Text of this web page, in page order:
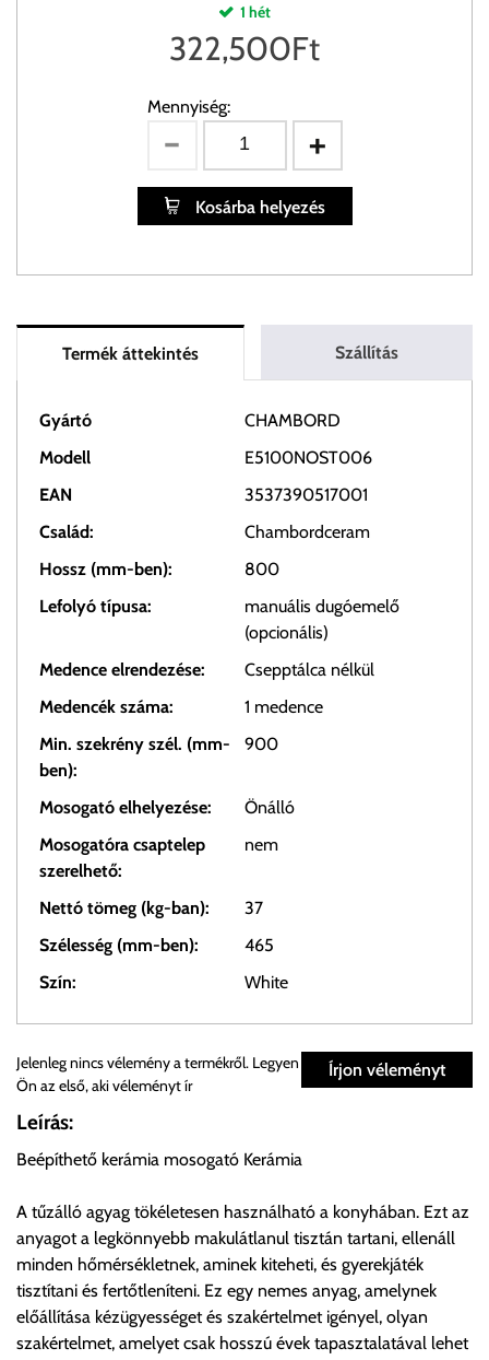
1 hét
322,500Ft
Mennyiség:
Kosárba helyezés
Termék áttekintés Szállítás
Gyártó
CHAMBORD
Modell
E5100NOST006
EAN
3537390517001
Család:
Chambordceram
Hossz (mm-ben):
800
Lefolyó típusa:
manuális dugóemelő
(opcionális)
Medence elrendezése:
Csepptálca nélkül
Medencék száma:
1 medence
Min. szekrény szél. (mm-
ben):
900
Mosogató elhelyezése:
Önálló
Mosogatóra csaptelep
szerelhető:
nem
Nettó tömeg (kg-ban):
37
Szélesség (mm-ben):
465
Szín:
White
Személyes átvétel:
Önnek lehetősége van rendelését a beérkezést követően
ingyenesen átvenni Budapesti Cégcsoportunk Stúdiójában
előre egyeztetett időpontban.
Cím:1133 Budapest, Váci út 100.
Szállítási díjak:
Az oldalunkon rendelés esetén, amennyiben szállítást is kér,
úgy esetenként több lehetőséget ajánl fel a program. Kérjük, a
Írjon véleményt
Jelenleg nincs vélemény a termékről. Legyen
Ön az első, aki véleményt ír
Leírás:
Beépíthető kerámia mosogató Kerámia
A tűzálló agyag tökéletesen használható a konyhában. Ezt az
anyagot a legkönnyebb makulátlanul tisztán tartani, ellenáll
minden hőmérsékletnek, aminek kiteheti, és gyerekjáték
tisztítani és fertőtleníteni. Ez egy nemes anyag, amelynek
előállítása kézügyességet és szakértelmet igényel, olyan
szakértelmet, amelyet csak hosszú évek tapasztalatával lehet